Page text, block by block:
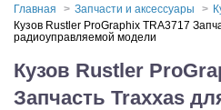
Автомодели
Запчасти и аксессуары
Главная Запчасти и аксессуары
Кузов Rustler ProGraphix TRA3717
радиоуправляемой модели
Кузов Rustler
Запчасть Traxxas